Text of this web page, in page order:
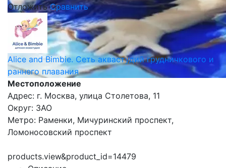
Отложить Сравнить
Alice and Bimbie. Cеть аквастудий грудничкового и
раннего плавания
Местоположение
Адрес: г. Москва, улица Столетова, 11
Округ: ЗАО
Метро: Раменки, Мичуринский проспект,
Ломоносовский проспект
products.view&product_id=14479